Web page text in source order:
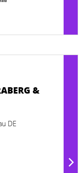
&
DE